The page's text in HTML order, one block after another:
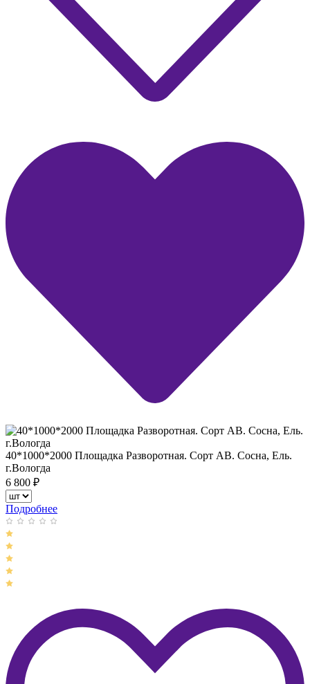
40*1000*2000 Площадка Разворотная. Сорт АВ. Сосна, Ель.
г.Вологда
6 800 ₽
Подробнее